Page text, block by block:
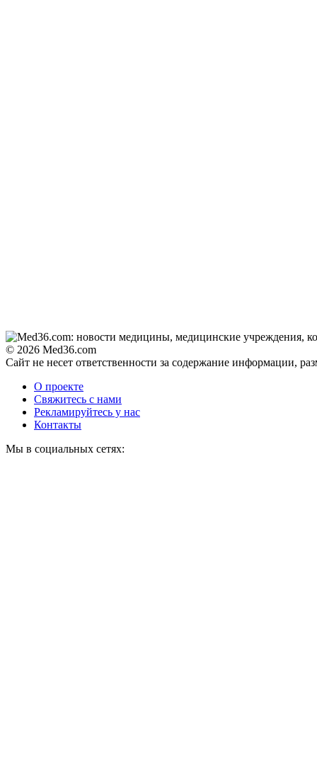
© 2026 Med36.com
Сайт не несет ответственности за содержание информации,
О проекте
Свяжитесь с нами
Рекламируйтесь у нас
Контакты
Мы в социальных сетях: